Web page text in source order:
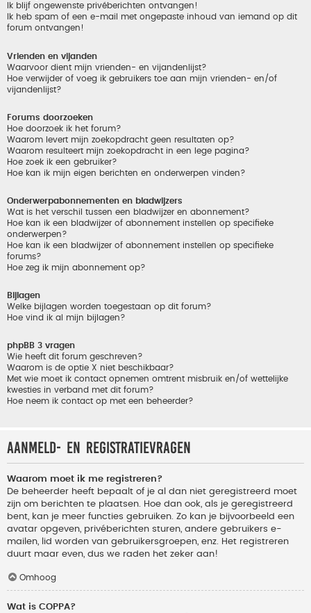
Ik blijf ongewenste privéberichten ontvangen!
Ik heb spam of een e-mail met ongepaste inhoud van iemand op dit
forum ontvangen!
Vrienden en vijanden
Waarvoor dient mijn vrienden- en vijandenlijst?
Hoe verwijder of voeg ik gebruikers toe aan mijn vrienden- en/of
vijandenlijst?
Forums doorzoeken
Hoe doorzoek ik het forum?
Waarom levert mijn zoekopdracht geen resultaten op?
Waarom resulteert mijn zoekopdracht in een lege pagina?
Hoe zoek ik een gebruiker?
Hoe kan ik mijn eigen berichten en onderwerpen vinden?
Onderwerpabonnementen en bladwijzers
Wat is het verschil tussen een bladwijzer en abonnement?
Hoe kan ik een bladwijzer of abonnement instellen op specifieke
onderwerpen?
Hoe kan ik een bladwijzer of abonnement instellen op specifieke
forums?
Hoe zeg ik mijn abonnement op?
Bijlagen
Welke bijlagen worden toegestaan op dit forum?
Hoe vind ik al mijn bijlagen?
phpBB 3 vragen
Wie heeft dit forum geschreven?
Waarom is de optie X niet beschikbaar?
Met wie moet ik contact opnemen omtrent misbruik en/of wettelijke
kwesties in verband met dit forum?
Hoe neem ik contact op met een beheerder?
Aanmeld- en registratievragen
Waarom moet ik me registreren?
De beheerder heeft bepaalt of je al dan niet geregistreerd moet
zijn om berichten te plaatsen. Hoe dan ook, als je geregistreerd
bent, kan je meer functies gebruiken. Zo kan je bijvoorbeeld een
avatar opgeven, privéberichten sturen, andere gebruikers e-
mailen, lid worden van gebruikersgroepen, enz. Het registreren
duurt maar even, dus we raden het zeker aan!
Omhoog
Wat is COPPA?